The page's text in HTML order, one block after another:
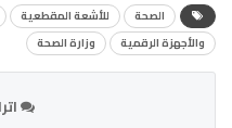
الصحة للأشعة المقطعية
والأجهزة الرقمية
وزارة الصحة